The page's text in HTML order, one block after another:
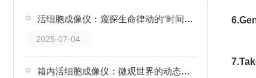
活细胞成像仪：窥探生命律动的“时间之窗”
2025-07-04
箱内活细胞成像仪：微观世界的动态记录者